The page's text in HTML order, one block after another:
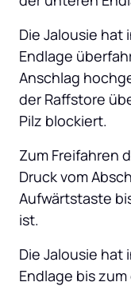
Die Jalousie hat
Endlage
Anschlag
der Raffstore
Pilz blockiert.
Zum Freifahren
Druck vom
Aufwärtstaste
ist.
Die Jalousie hat
Endlage bis